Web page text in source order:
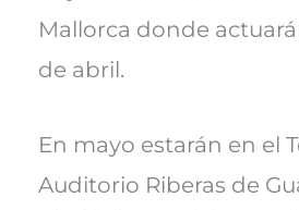
Mallorca donde
de abril.
En mayo estarán en el
Auditorio Riberas de